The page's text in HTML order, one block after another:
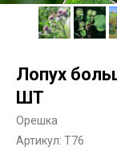
Лопух
ШТ
Орешка
Артикул: T76